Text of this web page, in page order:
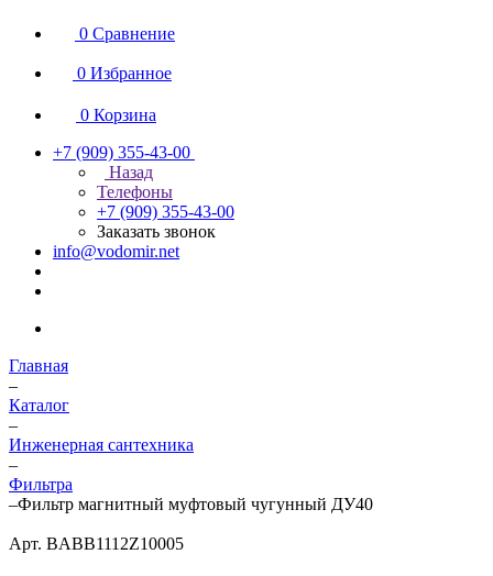
0 Сравнение
0 Избранное
0 Корзина
+7 (909) 355-43-00
Назад
Телефоны
+7 (909) 355-43-00
Заказать звонок
info@vodomir.net
Главная
–
Каталог
–
Инженерная сантехника
–
Фильтра
–Фильтр магнитный муфтовый чугунный ДУ40
Арт. BABB1112Z10005